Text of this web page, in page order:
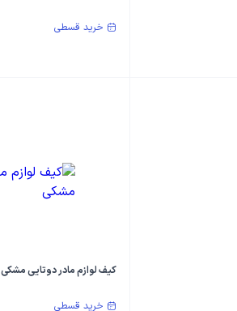
خرید قسطی
کیف لوازم مادر دوتایی مشکی
خرید قسطی